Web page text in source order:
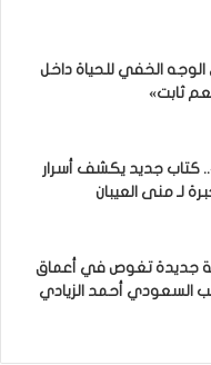
الخفي للحياة داخل
ثابت»
كتاب جديد يكشف أسرار
لـ منى العيبان
جديدة تغوص في أعماق
السعودي أحمد الزيادي